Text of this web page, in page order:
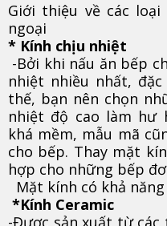
Giới thiệu về các
ngoại
* Kính chịu nhiệt
-Bởi khi nấu ăn bếp
nhiệt nhiều nhất,
thế, bạn nên chọn
nhiệt độ cao làm hư
khá mềm, mẫu mã
cho bếp. Thay mặt
hợp cho những bếp
Mặt kính có khả
*Kính Ceramic
-Được sản xuất từ các